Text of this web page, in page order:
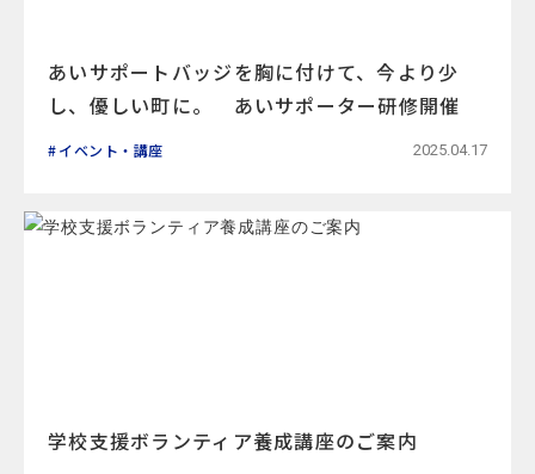
あいサポートバッジを胸に付けて、今より少
し、優しい町に。 あいサポーター研修開催
イベント・講座 2025.04.17
学校支援ボランティア養成講座のご案内